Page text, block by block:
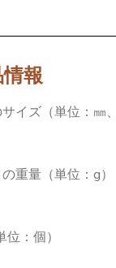
報
イズ（単位：㎜
重量（単位：g）
位：個）